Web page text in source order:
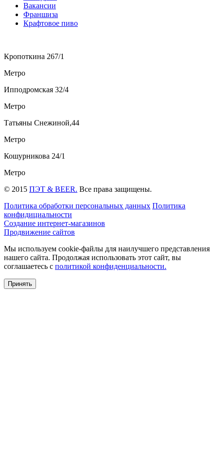
Вакансии
Франшиза
Крафтовое пиво
Кропоткина 267/1
Метро
Ипподромская 32/4
Метро
Татьяны Снежиной,44
Метро
Кошурникова 24/1
Метро
© 2015 ПЭТ & BEER. Все права защищены.
Политика обработки персональных данных Политика
конфидициальности
Создание интернет-магазинов
Продвижение сайтов
Мы используем cookie-файлы для наилучшего представления
нашего сайта. Продолжая использовать этот сайт, вы
соглашаетесь c политикой конфиденциальности.
Принять